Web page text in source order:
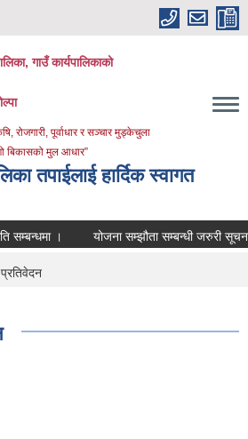
गाउँ कार्यपालिकाको
रोजगारी, पूर्वाधार र सञ्चार मुड्केचुला
बिकासको मुल आधार”
तपाईलाई हार्दिक स्वागत
। योजना सम्झौता सम्बन्धी जरुरी सूचना ।